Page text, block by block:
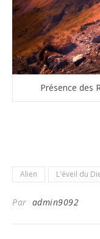
Présence des
Alien L'éveil du
Par admin9092